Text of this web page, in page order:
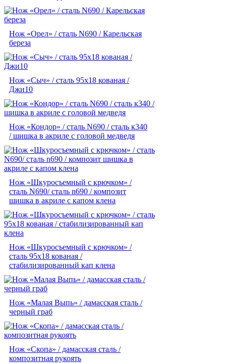
Нож «Орел» / сталь N690 / Карельская
береза
Нож «Сыч» / сталь 95х18 кованая /
Джи10
Нож «Кондор» / сталь N690 / сталь к340
/ шишка в акриле с головой медведя
Нож «Шкуросъемный с крючком» /
сталь N690/ сталь n690 / композит
шишка в акриле с капом клена
Нож «Шкуросъемный с крючком» /
сталь 95х18 кованая /
стабилизированный кап клена
Нож «Малая Выпь» / дамасская сталь /
черный граб
Нож «Скопа» / дамасская сталь /
композитная рукоять